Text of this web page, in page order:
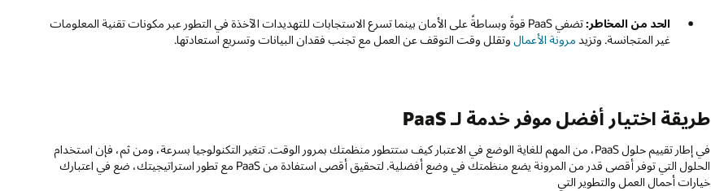
الحد من المخاطر:
تضفي PaaS قوةً وبساطةً على الأمان بينما تسرع الاستجابات للتهديدات الآخذة في التطور عبر مكونات تقنية المعلومات
غير المتجانسة. وتزيد مرونة الأعمال وتقلل وقت التوقف عن العمل مع تجنب فقدان البيانات وتسريع استعادتها.
طريقة اختيار أفضل موفر خدمة لـ PaaS
في إطار تقييم حلول PaaS، من المهم للغاية الوضع في الاعتبار كيف ستتطور منظمتك بمرور الوقت. تتغير التكنولوجيا بسرعة، ومن ثم، فإن استخدام
الحلول التي توفر أقصى قدر من المرونة يضع منظمتك في وضع أفضلية. لتحقيق أقصى استفادة من PaaS مع تطور استراتيجيتك، ضع في اعتبارك
خيارات أحمال العمل والتطوير التي